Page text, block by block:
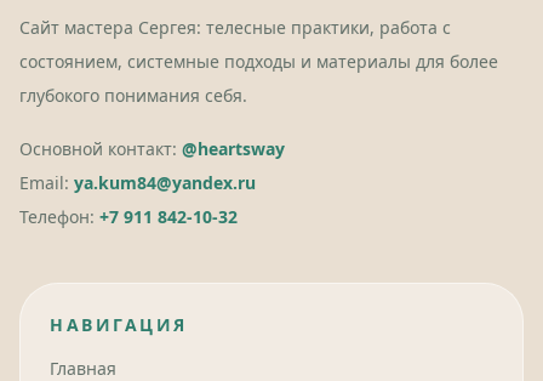
Сайт мастера Сергея: телесные практики, работа с
состоянием, системные подходы и материалы для более
глубокого понимания себя.
Основной контакт: @heartsway
Email: ya.kum84@yandex.ru
Телефон: +7 911 842-10-32
НАВИГАЦИЯ
Главная